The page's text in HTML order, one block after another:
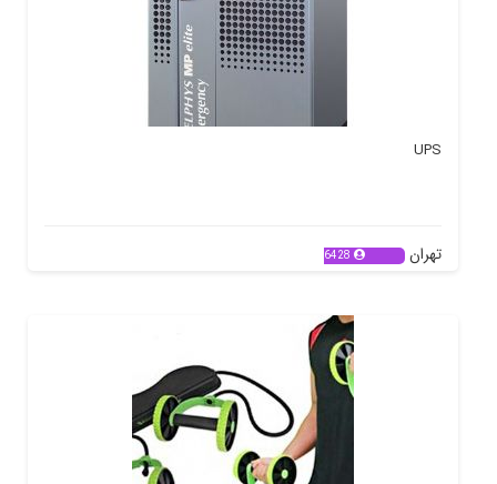
UPS
تهران 6428